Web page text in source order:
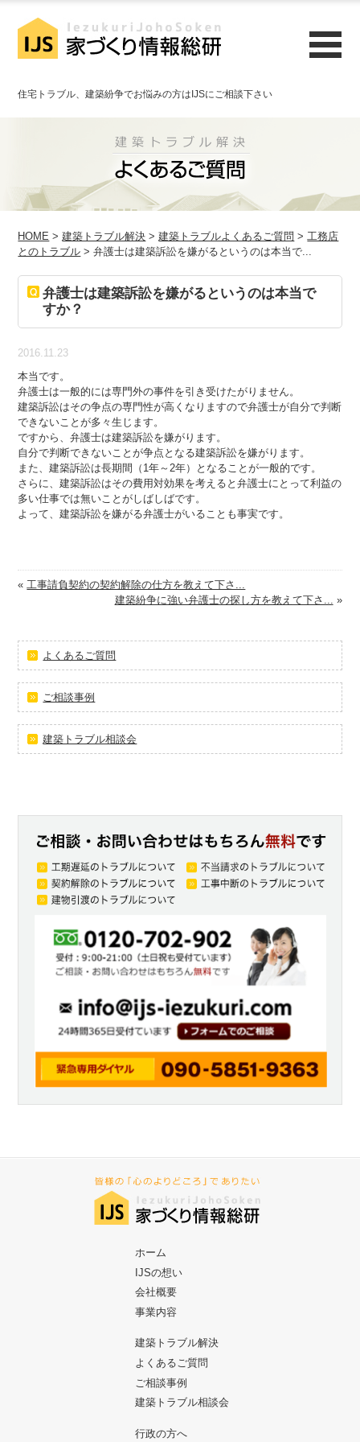
住宅トラブル、建築紛争でお悩みの方はIJSにご相談下さい
HOME >建築トラブル解決 >建築トラブルよくあるご質問 >工務店
とのトラブル > 弁護士は建築訴訟を嫌がるというのは本当で...
弁護士は建築訴訟を嫌がるというのは本当で
すか？
2016.11.23
本当です。
弁護士は一般的には専門外の事件を引き受けたがりません。
建築訴訟はその争点の専門性が高くなりますので弁護士が自分で判断
できないことが多々生じます。
ですから、弁護士は建築訴訟を嫌がります。
自分で判断できないことが争点となる建築訴訟を嫌がります。
また、建築訴訟は長期間（1年～2年）となることが一般的です。
さらに、建築訴訟はその費用対効果を考えると弁護士にとって利益の
多い仕事では無いことがしばしばです。
よって、建築訴訟を嫌がる弁護士がいることも事実です。
«工事請負契約の契約解除の仕方を教えて下さ...
建築紛争に強い弁護士の探し方を教えて下さ... »
よくあるご質問
ご相談事例
建築トラブル相談会
ホーム
IJSの想い
会社概要
事業内容
建築トラブル解決
よくあるご質問
ご相談事例
建築トラブル相談会
行政の方へ